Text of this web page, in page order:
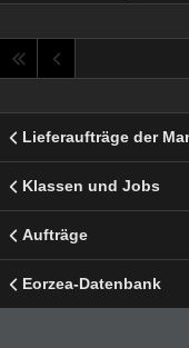
Lieferaufträge der
Klassen und Jobs
Aufträge
Eorzea-Datenbank